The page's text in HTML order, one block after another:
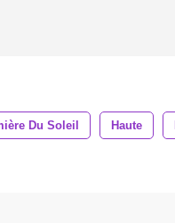
Du Soleil Haute